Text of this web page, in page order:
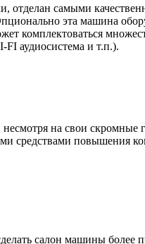
отделан самыми
эта машина
комплектоваться
FI аудиосистема и т.п.).
на свои скромные
средствами повышения
салон машины